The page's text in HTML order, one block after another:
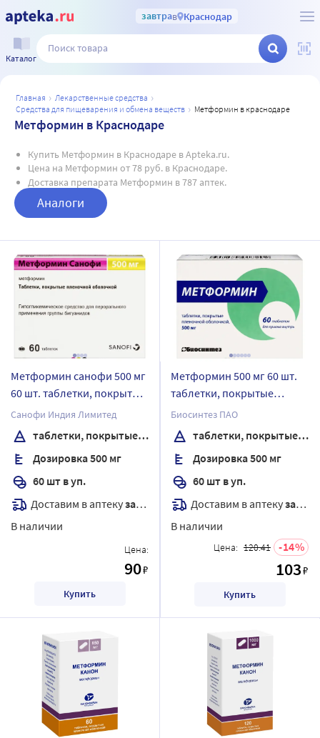
завтрав Краснодар
Каталог
главная
лекарственные средства
средства для пищеварения и обмена веществ
метформин в краснодаре
Метформин в Краснодаре
Купить Метформин в Краснодаре в Apteka.ru.
Цена на Метформин от 78 руб. в Краснодаре.
Доставка препарата Метформин в 787 аптек.
Аналоги
Метформин санофи 500 мг
60 шт. таблетки, покрытые
пленочной оболочкой
Санофи Индия Лимитед
таблетки, покрытые пленочной оболочкой
Дозировка 500 мг
60 шт в уп.
Доставим в аптекузавтра
В наличии
Цена:
90₽
Купить
Метформин 500 мг 60 шт.
таблетки, покрытые
пленочной оболочкой
Биосинтез ПАО
таблетки, покрытые пленочной оболочкой
Дозировка 500 мг
60 шт в уп.
Доставим в аптекузавтра
В наличии
Цена: 120.41 14
103₽
Купить